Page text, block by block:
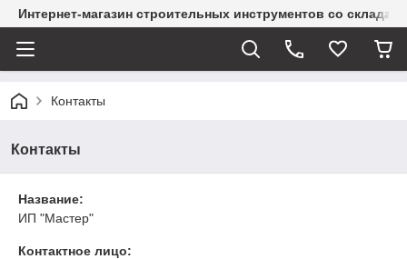
Интернет-магазин строительных инструментов со склада
Контакты
Контакты
Название:
ИП "Мастер"
Контактное лицо: